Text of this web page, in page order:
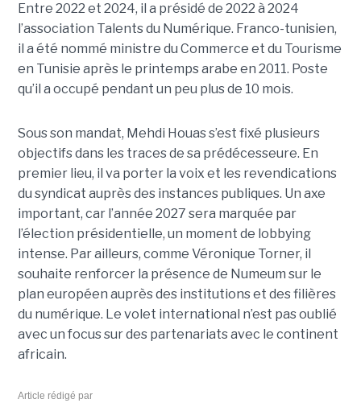
Entre 2022 et 2024, il a présidé de 2022 à 2024
l’association Talents du Numérique. Franco-tunisien,
il a été nommé ministre du Commerce et du Tourisme
en Tunisie après le printemps arabe en 2011. Poste
qu’il a occupé pendant un peu plus de 10 mois.
Sous son mandat, Mehdi Houas s’est fixé plusieurs
objectifs dans les traces de sa prédécesseure. En
premier lieu, il va porter la voix et les revendications
du syndicat auprès des instances publiques. Un axe
important, car l’année 2027 sera marquée par
l’élection présidentielle, un moment de lobbying
intense. Par ailleurs, comme Véronique Torner, il
souhaite renforcer la présence de Numeum sur le
plan européen auprès des institutions et des filières
du numérique. Le volet international n’est pas oublié
avec un focus sur des partenariats avec le continent
africain.
Article rédigé par